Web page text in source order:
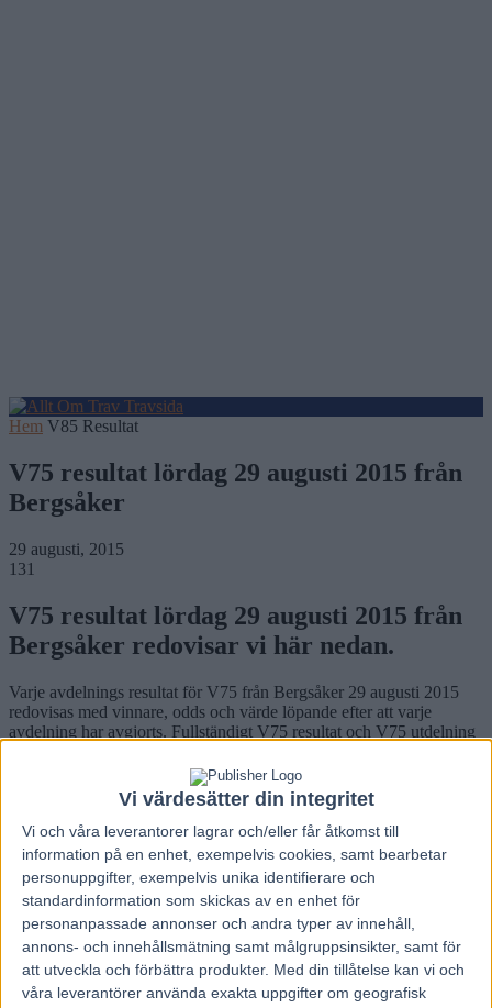
Vi värdesätter din integritet
Vi och våra leverantorer lagrar och/eller får åtkomst till
information på en enhet, exempelvis cookies, samt bearbetar
personuppgifter, exempelvis unika identifierare och
standardinformation som skickas av en enhet för
personanpassade annonser och andra typer av innehåll,
annons- och innehållsmätning samt målgruppsinsikter, samt för
att utveckla och förbättra produkter. Med din tillåtelse kan vi och
våra leverantörer använda exakta uppgifter om geografisk
Hem V85 Resultat
V75 resultat lördag 29 augusti 2015 från
Bergsåker
29 augusti, 2015
131
V75 resultat lördag 29 augusti 2015 från
Bergsåker redovisar vi här nedan.
Varje avdelnings resultat för V75 från Bergsåker 29 augusti 2015
redovisas med vinnare, odds och värde löpande efter att varje
avdelning har avgjorts. Fullständigt V75 resultat och V75 utdelning
dagens V75 tävlingar på Bergsåker nedan beror det på att första
avdelningen inte är avgjord ännu och du välkommen tillbaka senare.
V75 resultat lördag 29 augusti 2015 från Bergsåker
Dela
Facebook
Email
Föregående artikel
Venkatesh trivs bäst utan Hultman
Nästa artikelEftersnack V75 Bergsåker – Världsrekord!